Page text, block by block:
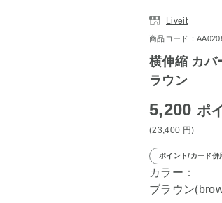
Liveit
商品コード：
横伸縮 カバ
ラウン
5,200 ポ
(23,400 円)
ポイント/カード併
カラー：
ブラウン